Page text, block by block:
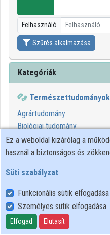
Intézmények
Közreműködők
Felhasználó Felhasználó
Szűrés alkalmazása
Kategóriák
Természettudományok
Agrártudomány
Biológiai tudomány
Etika a
Környezettudomány
00:15:41
Ez a weboldal kizárólag a
használ a biztonságos és
Süti szabályzat
Funkcionális sütik elfogadása
Személyes sütik elfogadása
Elfogad Elutasít